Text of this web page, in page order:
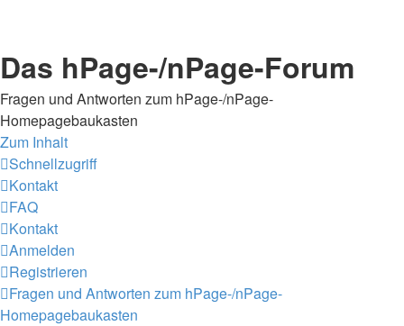
Das hPage-/nPage-Forum
Fragen und Antworten zum hPage-/nPage-
Homepagebaukasten
Zum Inhalt
Schnellzugriff
Kontakt
FAQ
Kontakt
Anmelden
Registrieren
Fragen und Antworten zum hPage-/nPage-
Homepagebaukasten